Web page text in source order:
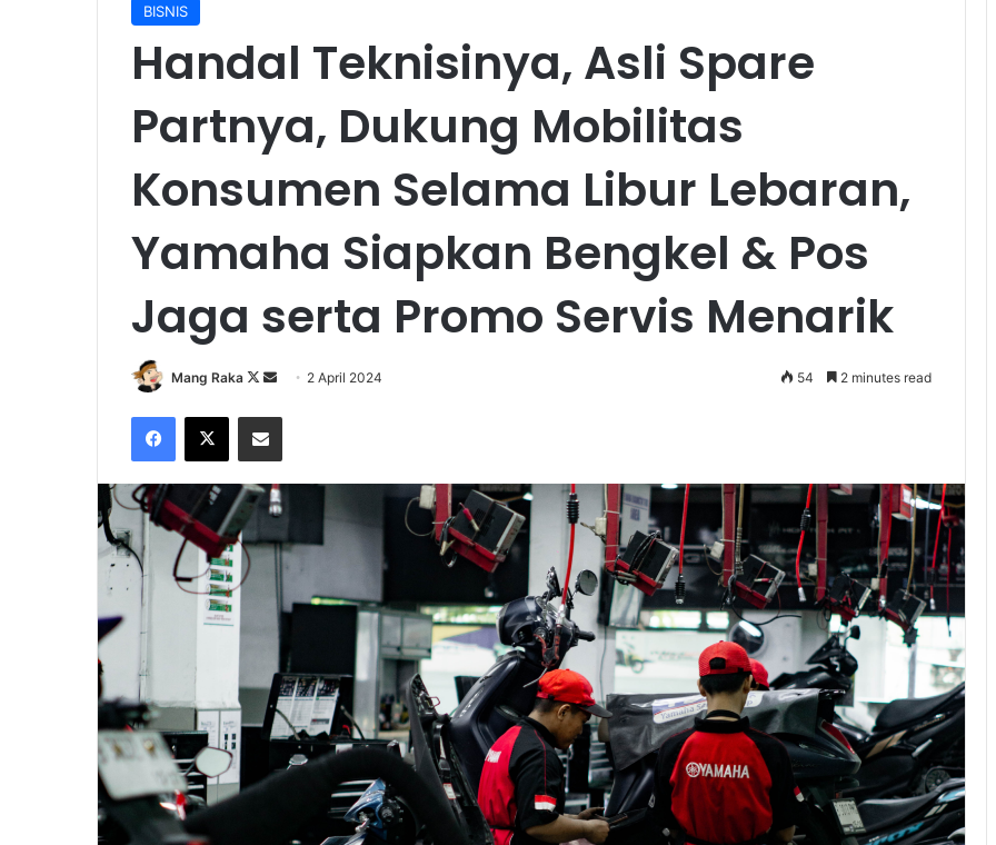
BISNIS
Handal Teknisinya, Asli Spare
Partnya, Dukung Mobilitas
Konsumen Selama Libur Lebaran,
Yamaha Siapkan Bengkel & Pos
Jaga serta Promo Servis Menarik
Mang Raka
Follow
X
Send 2 April 2024 54 2 minutes read
Facebook
X Share via Email